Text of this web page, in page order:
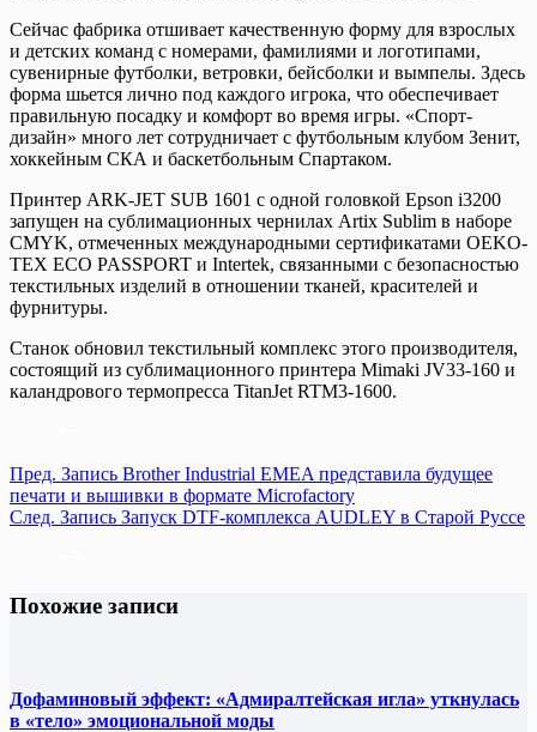
Сейчас фабрика отшивает качественную форму для взрослых
и детских команд с номерами, фамилиями и логотипами,
сувенирные футболки, ветровки, бейсболки и вымпелы. Здесь
форма шьется лично под каждого игрока, что обеспечивает
правильную посадку и комфорт во время игры. «Спорт-
дизайн» много лет сотрудничает с футбольным клубом Зенит,
хоккейным СКА и баскетбольным Спартаком.
Принтер ARK-JET SUB 1601 с одной головкой Epson i3200
запущен на сублимационных чернилах Artix Sublim в наборе
CMYK, отмеченных международными сертификатами OEKO-
TEX ECO PASSPORT и Intertek, связанными с безопасностью
текстильных изделий в отношении тканей, красителей и
фурнитуры.
Станок обновил текстильный комплекс этого производителя,
состоящий из сублимационного принтера Mimaki JV33-160 и
каландрового термопресса TitanJet RTM3-1600.
Пред. Запись Brother Industrial EMEA представила будущее
печати и вышивки в формате Microfactory
След. Запись Запуск DTF-комплекса AUDLEY в Старой Руссе
Похожие записи
Дофаминовый эффект: «Адмиралтейская игла» уткнулась
в «тело» эмоциональной моды